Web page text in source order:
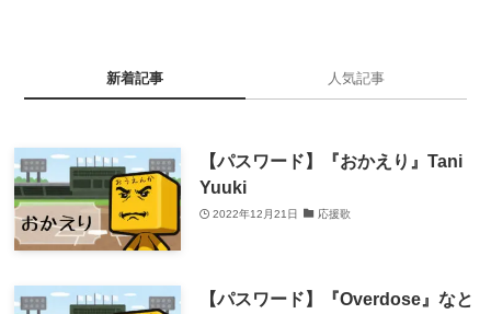
新着記事 人気記事
【パスワード】『おかえり』Tani
Yuuki
2022年12月21日 応援歌
【パスワード】『Overdose』なと